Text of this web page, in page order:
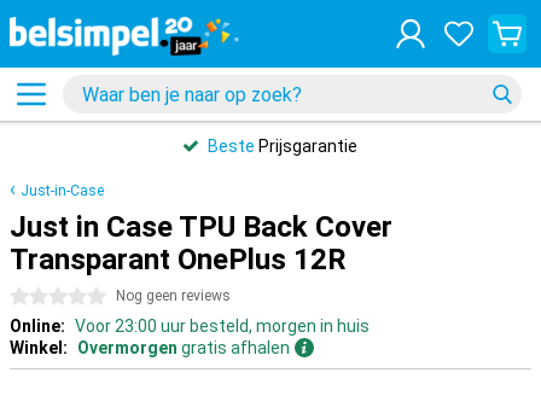
Beste Prijsgarantie
Just-in-Case
Just in Case TPU Back Cover
Transparant OnePlus 12R
0 sterren Nog geen reviews
Online: Voor 23:00 uur besteld, morgen in huis
Winkel:
Overmorgen gratis afhalen